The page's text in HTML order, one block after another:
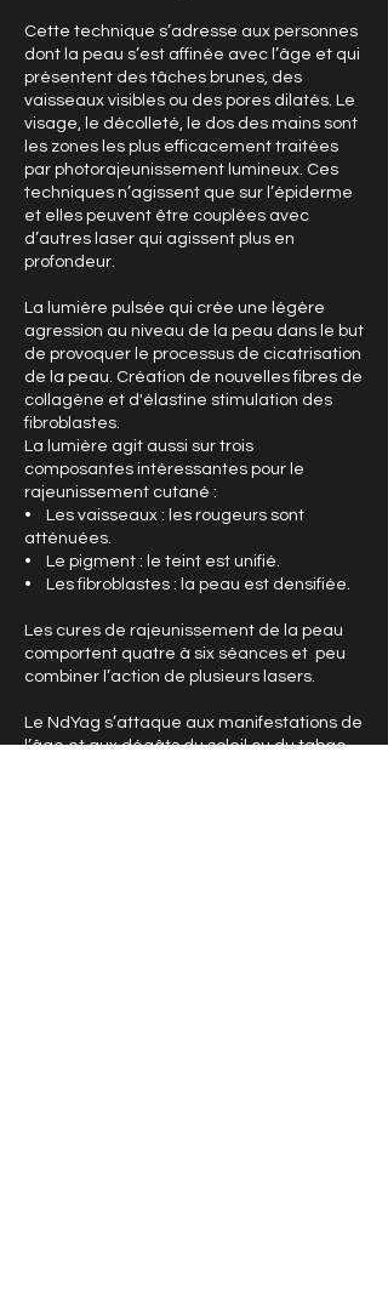
Cette technique s’adresse aux personnes
dont la peau s’est affinée avec l’âge et qui
présentent des tâches brunes, des
vaisseaux visibles ou des pores dilatés. Le
visage, le décolleté, le dos des mains sont
les zones les plus efficacement traitées
par photorajeunissement lumineux. Ces
techniques n’agissent que sur l’épiderme
et elles peuvent être couplées avec
d’autres laser qui agissent plus en
profondeur.
La lumière pulsée qui crée une légère
agression au niveau de la peau dans le but
de provoquer le processus de cicatrisation
de la peau. Création de nouvelles fibres de
collagène et d'élastine stimulation des
fibroblastes.
La lumière agit aussi sur trois
composantes intéressantes pour le
rajeunissement cutané :
• Les vaisseaux : les rougeurs sont
atténuées.
• Le pigment : le teint est unifié.
• Les fibroblastes : la peau est densifiée.
Les cures de rajeunissement de la peau
comportent quatre à six séances et peu
combiner l’action de plusieurs lasers.
Le NdYag s’attaque aux manifestations de
l’âge et aux dégâts du soleil ou du tabac